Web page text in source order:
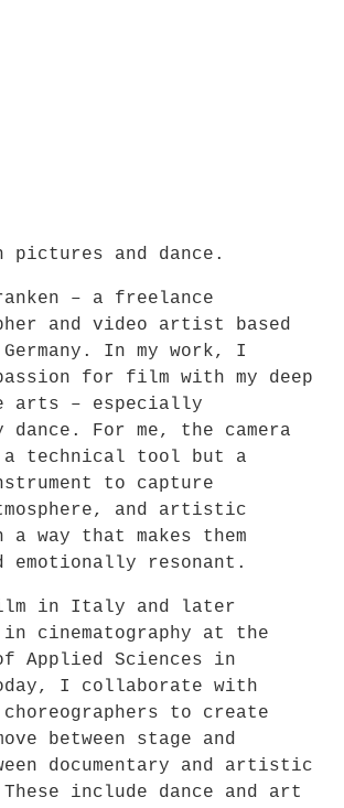
and dance.
– a freelance
and video artist based
In my work, I
passion for film with my deep
arts – especially
dance. For me, the camera
technical tool but a
to capture
and artistic
a way that makes them
emotionally resonant.
in Italy and later
cinematography at the
Applied Sciences in
I collaborate with
to create
between stage and
documentary and artistic
include dance and art